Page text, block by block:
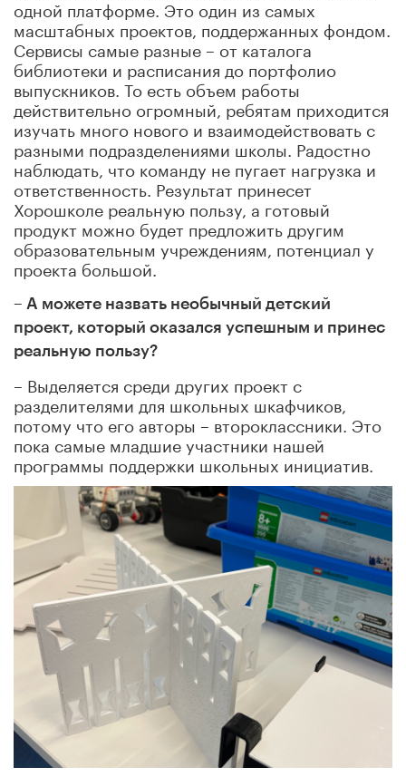
одной платформе. Это один из самых
масштабных проектов, поддержанных фондом.
Сервисы самые разные – от каталога
библиотеки и расписания до портфолио
выпускников. То есть объем работы
действительно огромный, ребятам приходится
изучать много нового и взаимодействовать с
разными подразделениями школы. Радостно
наблюдать, что команду не пугает нагрузка и
ответственность. Результат принесет
Хорошколе реальную пользу, а готовый
продукт можно будет предложить другим
образовательным учреждениям, потенциал у
проекта большой.
– А можете назвать необычный детский
проект, который оказался успешным и принес
реальную пользу?
– Выделяется среди других проект с
разделителями для школьных шкафчиков,
потому что его авторы – второклассники. Это
пока самые младшие участники нашей
программы поддержки школьных инициатив.